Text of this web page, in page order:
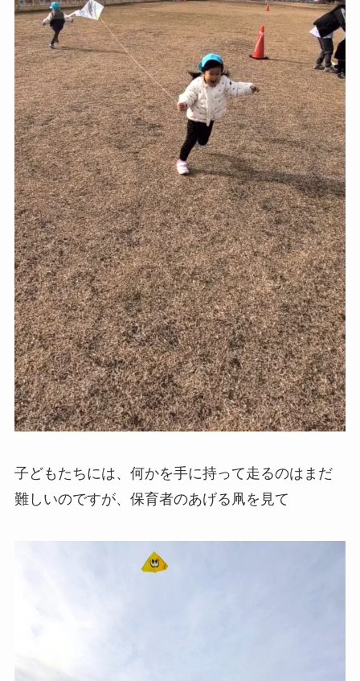
子どもたちには、何かを手に持って走るのはまだ
難しいのですが、保育者のあげる凧を見て